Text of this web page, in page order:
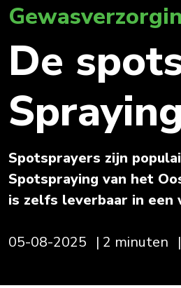
De
Spotsprayers zijn
Spotspraying van het
is zelfs leverbaar in een
05-08-2025 | 2 minuten |